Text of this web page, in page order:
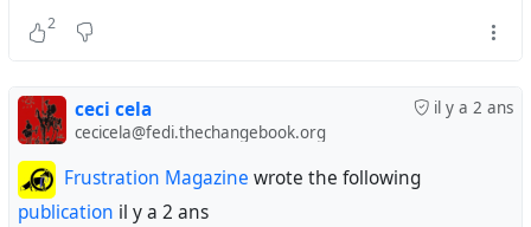
2
il y a 2 ans
ceci cela
cecicela@fedi.thechangebook.org
Frustration Magazine wrote the following
publication il y a 2 ans